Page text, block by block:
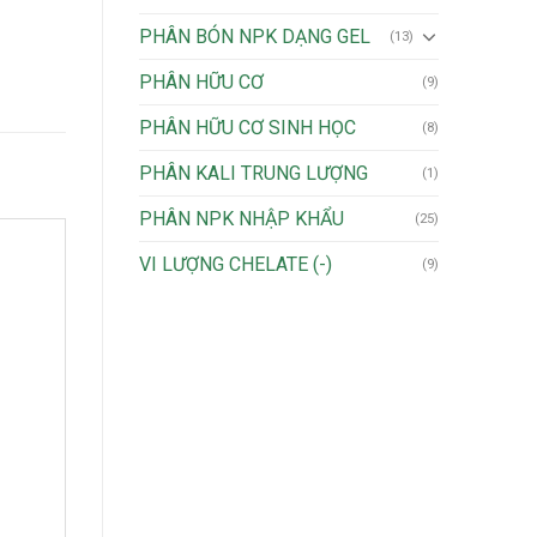
PHÂN BÓN NPK DẠNG GEL (13)
PHÂN HỮU CƠ (9)
PHÂN HỮU CƠ SINH HỌC (8)
PHÂN KALI TRUNG LƯỢNG (1)
PHÂN NPK NHẬP KHẨU (25)
VI LƯỢNG CHELATE (-) (9)